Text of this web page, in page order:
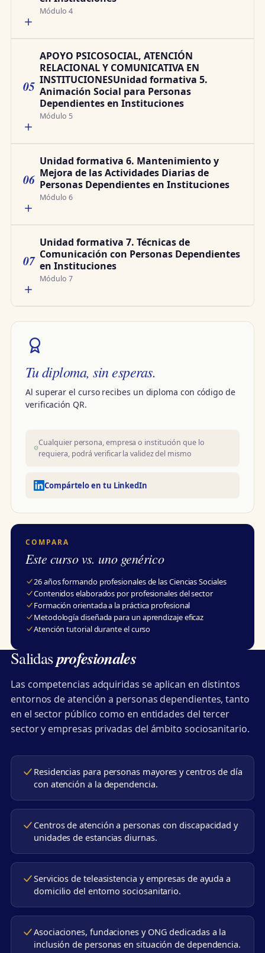
Módulo 4
05
APOYO PSICOSOCIAL, ATENCIÓN
RELACIONAL Y COMUNICATIVA EN
INSTITUCIONESUnidad formativa 5.
Animación Social para Personas
Dependientes en Instituciones
Módulo 5
06
Unidad formativa 6. Mantenimiento y
Mejora de las Actividades Diarias de
Personas Dependientes en Instituciones
Módulo 6
07
Unidad formativa 7. Técnicas de
Comunicación con Personas Dependientes
en Instituciones
Módulo 7
Tu diploma, sin esperas.
Al superar el curso recibes un diploma con código de
verificación QR.
Cualquier persona, empresa o institución que lo
requiera, podrá verificar la validez del mismo
Compártelo en tu LinkedIn
COMPARA
Este curso vs. uno genérico
26 años formando profesionales de las Ciencias Sociales
Contenidos elaborados por profesionales del sector
Formación orientada a la práctica profesional
Metodología diseñada para un aprendizaje eficaz
Atención tutorial durante el curso
Salidasprofesionales
Las competencias adquiridas se aplican en distintos
entornos de atención a personas dependientes, tanto
en el sector público como en entidades del tercer
sector y empresas privadas del ámbito sociosanitario.
Residencias para personas mayores y centros de día
con atención a la dependencia.
Centros de atención a personas con discapacidad y
unidades de estancias diurnas.
Servicios de teleasistencia y empresas de ayuda a
domicilio del entorno sociosanitario.
Asociaciones, fundaciones y ONG dedicadas a la
inclusión de personas en situación de dependencia.